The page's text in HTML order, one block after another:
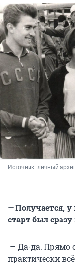
Источник: личный
— Получается,
старт был
— Да-да. Прямо
практически